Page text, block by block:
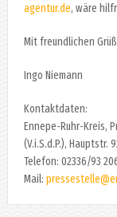
agentur.de, wäre
Mit freundlichen
Ingo Niemann
Kontaktdaten:
Ennepe-Ruhr-Kreis,
(V.i.S.d.P.), Hauptstr.
Telefon: 02336/93
Mail: